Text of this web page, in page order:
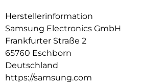
Herstellerinformation
Samsung Electronics GmbH
Frankfurter Straße 2
65760 Eschborn
Deutschland
https://samsung.com